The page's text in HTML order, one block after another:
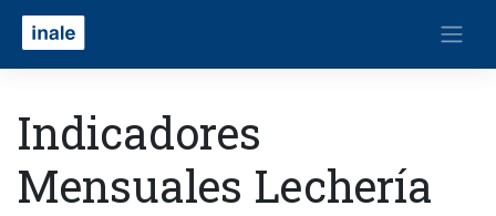
Indicadores
Mensuales Lechería